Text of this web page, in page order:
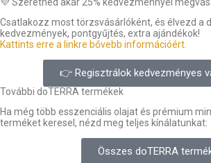
Csatlakozz most törzsvásárlóként, és élvezd a
kedvezmények, pontgyűjtés, extra ajándékok!
Kattints erre a linkre bővebb információért.
👉 Regisztrálok kedvezményes
További doTERRA termékek
Ha még több esszenciális olajat és prémium
terméket keresel, nézd meg teljes kínálatunkat:
Összes doTERRA